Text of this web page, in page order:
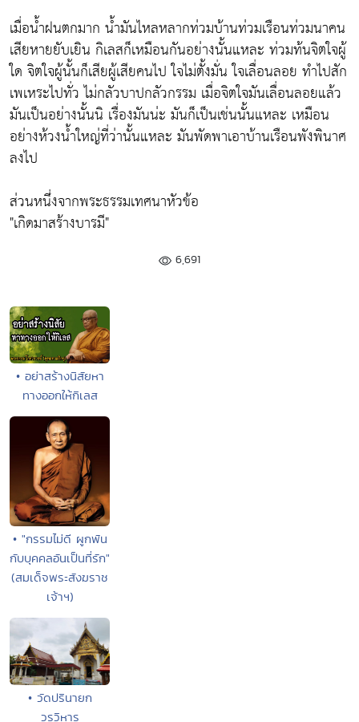
เมื่อน้ำฝนตกมาก น้ำมันไหลหลากท่วมบ้านท่วมเรือนท่วมนาคน
เสียหายยับเยิน กิเลสก็เหมือนกันอย่างนั้นแหละ ท่วมท้นจิตใจผู้
ใด จิตใจผู้นั้นก็เสียผู้เสียคนไป ใจไม่ตั้งมั่น ใจเลื่อนลอย ทำไปสัก
เพเหระไปทั่ว ไม่กลัวบาปกลัวกรรม เมื่อจิตใจมันเลื่อนลอยแล้ว
มันเป็นอย่างนั้นนิ เรื่องมันน่ะ มันก็เป็นเช่นนั้นแหละ เหมือน
อย่างห้วงน้ำใหญ่ที่ว่านั้นแหละ มันพัดพาเอาบ้านเรือนพังพินาศ
ลงไป
ส่วนหนึ่งจากพระธรรมเทศนาหัวข้อ
"เกิดมาสร้างบารมี"
6,691
• อย่าสร้างนิสัยหา
ทางออกให้กิเลส
• "กรรมไม่ดี ผูกพัน
กับบุคคลอันเป็นที่รัก"
(สมเด็จพระสังฆราช
เจ้าฯ)
• วัดปรินายก
วรวิหาร